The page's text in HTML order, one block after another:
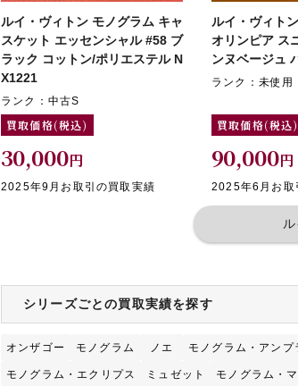
ルイ・ヴィトン モノグラム キャ
スケット エッセンシャル #58 ブ
ラック コットン/ポリエステル N
X1221
ランク：中古S
買取価格(税込)
30,000円
2025年9月お取引の買取実績
ルイ・ヴィト
オリンピア ス
ンヌベージュ
ランク：未使用
買取価格(税込)
90,000円
2025年6月お取
シリーズごとの買取実績を探す
オンザゴー モノグラム ノエ モノグラム・アンプ
モノグラム・エクリプス ミュゼット モノグラム・